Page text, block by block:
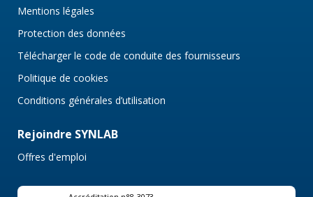
Mentions légales
Protection des données
Télécharger le code de conduite des fournisseurs
Politique de cookies
Conditions générales d’utilisation
Rejoindre SYNLAB
Offres d'emploi